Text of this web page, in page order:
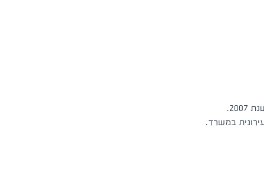
במשרד.